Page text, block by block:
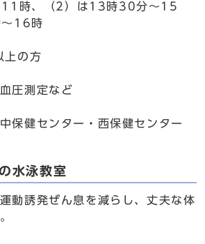
時、（2）は13時30分～15
16時
上の方
圧測定など
保健センター・西保健センター
水泳教室
動誘発ぜん息を減らし、丈夫な体